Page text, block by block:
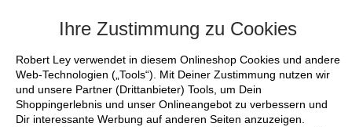
Ihre Zustimmung zu Cookies
Robert Ley verwendet in diesem Onlineshop Cookies und andere
Web-Technologien („Tools“). Mit Deiner Zustimmung nutzen wir
und unsere Partner (Drittanbieter) Tools, um Dein
Shoppingerlebnis und unser Onlineangebot zu verbessern und
Dir interessante Werbung auf anderen Seiten anzuzeigen.